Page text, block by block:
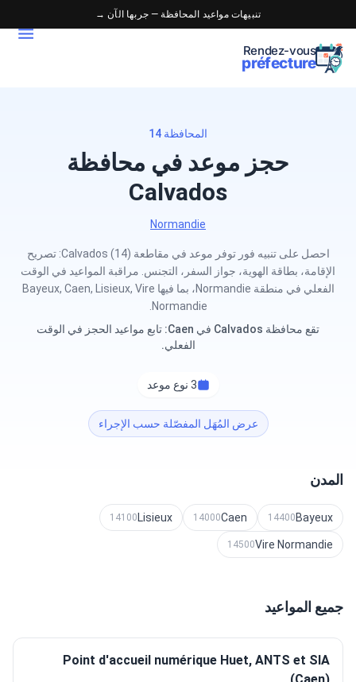
تنبيهات مواعيد المحافظة — جربها الآن →
Rendez-vous
préfecture
المحافظة 14
حجز موعد في محافظة
Calvados
Normandie
احصل على تنبيه فور توفر موعد في مقاطعة Calvados (14): تصريح
الإقامة، بطاقة الهوية، جواز السفر، التجنس. مراقبة المواعيد في الوقت
الفعلي في منطقة Normandie، بما فيها Bayeux, Caen, Lisieux, Vire
Normandie.
تقع محافظة Calvados في Caen: تابع مواعيد الحجز في الوقت
الفعلي.
3 نوع موعد
عرض المُهَل المفصّلة حسب الإجراء
المدن
Bayeux
14400
Caen
14000
Lisieux
14100
Vire Normandie
14500
جميع المواعيد
Point d'accueil numérique Huet, ANTS et SIA